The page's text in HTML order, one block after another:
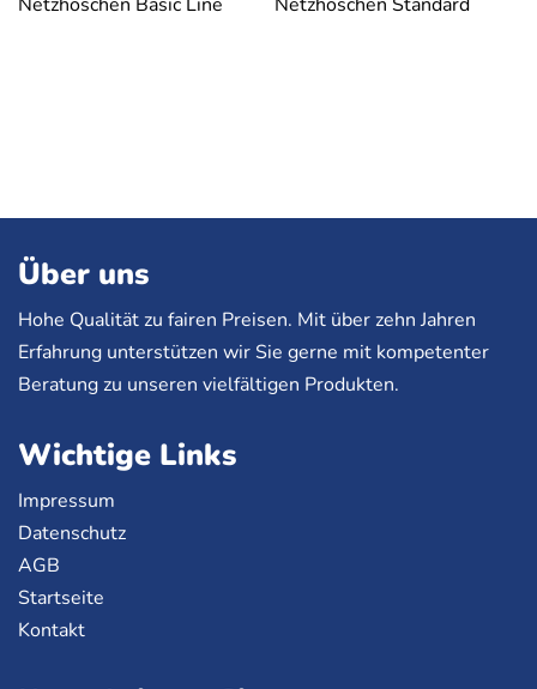
Über uns
Hohe Qualität zu fairen Preisen. Mit über zehn Jahren
Erfahrung unterstützen wir Sie gerne mit kompetenter
Beratung zu unseren vielfältigen Produkten.
Wichtige Links
Impressum
Datenschutz
AGB
Startseite
Kontakt